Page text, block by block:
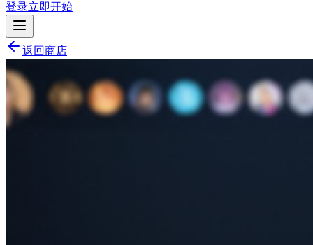
登录立即开始
返回商店